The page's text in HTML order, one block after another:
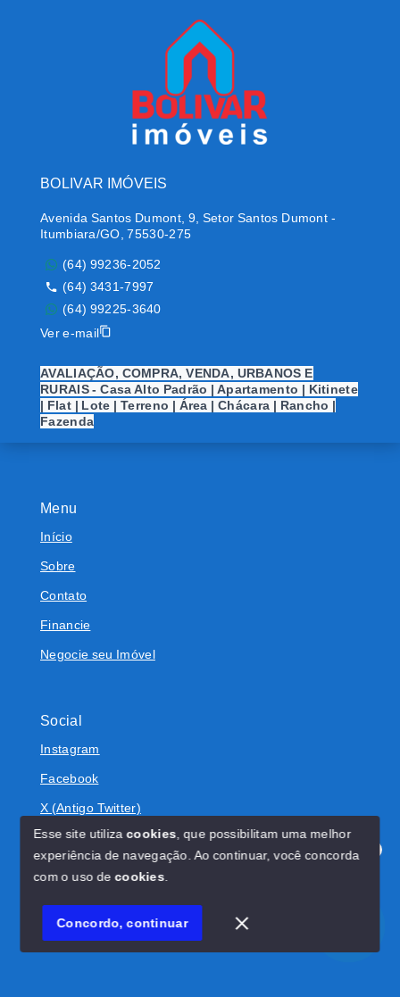
Olá! Estamos disponíveis para te ajudar.
Menu
Início
Sobre
Contato
Financie
Negocie seu Imóvel
Social
Instagram
Facebook
X (Antigo Twitter)
© Copyright 2026 - BOLIVAR IMÓVEIS - Todos os direitos
SITE PARA IMOBILIARIA
BOLIVAR IMÓVEIS
Avenida Santos Dumont, 9, Setor Santos Dumont -
Itumbiara/GO, 75530-275
(64) 99236-2052
(64) 3431-7997
(64) 99225-3640
Ver e-mail
AVALIAÇÃO, COMPRA, VENDA, URBANOS E
RURAIS - Casa Alto Padrão | Apartamento | Kitinete
| Flat | Lote | Terreno | Área | Chácara | Rancho |
Fazenda
Esse site utilizacookies , que possibilitam uma melhor
experiência de navegação. Ao continuar, você concorda
com o uso decookies
Concordo, continuar